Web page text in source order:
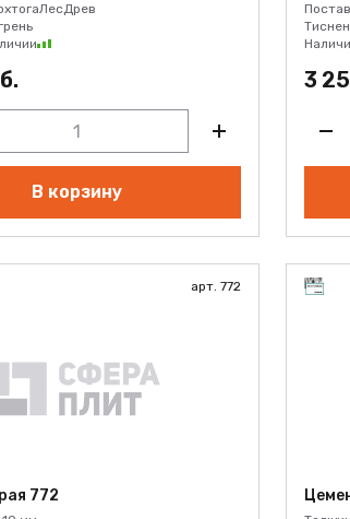
В корзину
3
арт. 772
772